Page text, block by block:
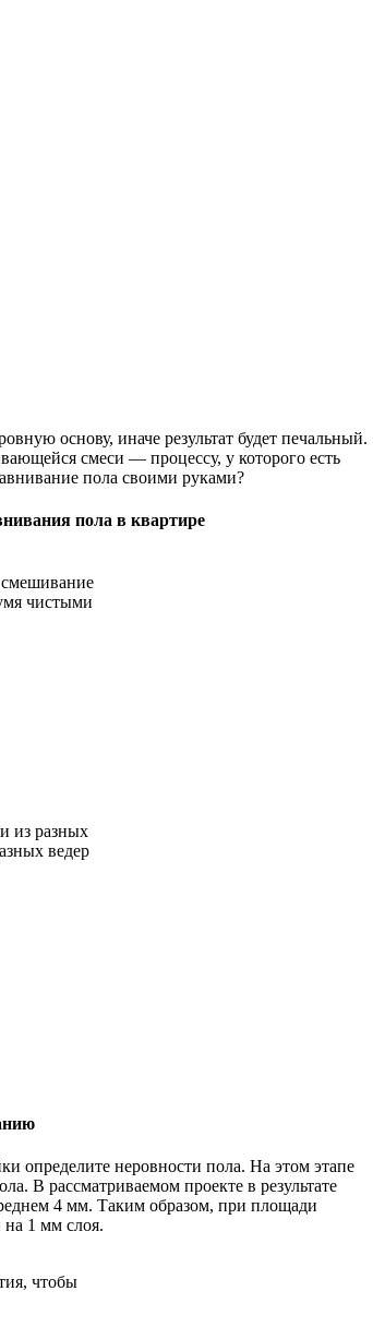
основу, иначе результат будет печальный.
смеси — процессу, у которого есть
пола своими руками?
пола в квартире
чистыми
из разных
ведер
неровности пола. На этом этапе
В рассматриваемом проекте в результате
4 мм. Таким образом, при площади
на 1 мм слоя.
чтобы